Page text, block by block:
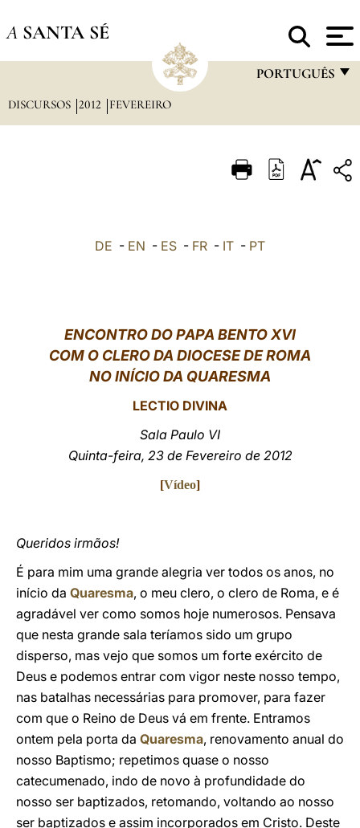
A SANTA SÉ
PORTUGUÊS
ITALIANO
中文
LATINE
DISCURSOS 2012 FEVEREIRO
DE - EN - ES - FR - IT - PT
ENCONTRO DO PAPA BENTO XVI
COM O CLERO DA DIOCESE DE ROMA
NO INÍCIO DA QUARESMA
LECTIO DIVINA
Sala Paulo VI
Quinta-feira, 23 de Fevereiro de 2012
[Vídeo]
Queridos irmãos!
É para mim uma grande alegria ver todos os anos, no
início da Quaresma, o meu clero, o clero de Roma, e é
agradável ver como somos hoje numerosos. Pensava
que nesta grande sala teríamos sido um grupo
disperso, mas vejo que somos um forte exército de
Deus e podemos entrar com vigor neste nosso tempo,
nas batalhas necessárias para promover, para fazer
com que o Reino de Deus vá em frente. Entramos
ontem pela porta da Quaresma, renovamento anual do
nosso Baptismo; repetimos quase o nosso
catecumenado, indo de novo à profundidade do
nosso ser baptizados, retomando, voltando ao nosso
ser baptizados e assim incorporados em Cristo. Deste